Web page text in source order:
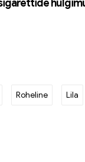
Roheline Lila